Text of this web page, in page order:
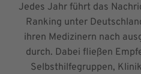
Jedes Jahr führt das
Ranking unter
ihren Medizinern nach
durch. Dabei fließen
Selbsthilfegruppen,